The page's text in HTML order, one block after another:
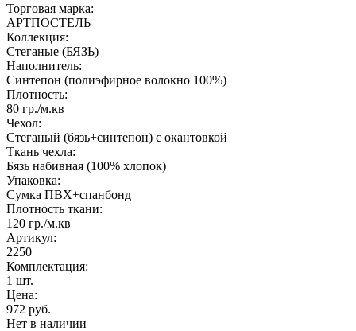
Торговая марка:
АРТПОСТЕЛЬ
Коллекция:
Стеганые (БЯЗЬ)
Наполнитель:
Синтепон (полиэфирное волокно 100%)
Плотность:
80 гр./м.кв
Чехол:
Стеганый (бязь+синтепон) с окантовкой
Ткань чехла:
Бязь набивная (100% хлопок)
Упаковка:
Сумка ПВХ+спанбонд
Плотность ткани:
120 гр./м.кв
Артикул:
2250
Комплектация:
1 шт.
Цена:
972 руб.
Нет в наличии